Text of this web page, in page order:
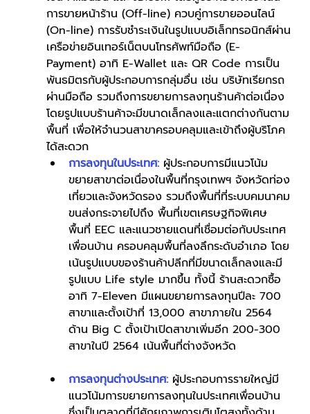
การขายหน้าร้าน (Off-line) ควบคู่การขายออนไลน์
(On-line) การรับชำระเงินในรูปแบบอิเล็กทรอนิกส์ผ่าน
เครือข่ายอินเทอร์เน็ตบนโทรศัพท์มือถือ (E-
Payment) อาทิ E-Wallet และ QR Code การเป็น
พันธมิตรกับผู้ประกอบการกลุ่มอื่น เช่น บริษัทเรียกรถ
ผ่านมือถือ รวมถึงการขยายการลงทุนร้านค้าต่อเนื่อง
โดยรูปแบบร้านค้าจะมีขนาดเล็กลงและแตกต่างกันตาม
พื้นที่ เพื่อให้จำนวนสาขาครอบคลุมและเข้าถึงผู้บริโภค
ได้สะดวก
การลงทุนในประเทศ: ผู้ประกอบการมีแนวโน้ม
ขยายสาขาต่อเนื่องในพื้นที่กรุงเทพฯ จังหวัดท่อง
เที่ยวและจังหวัดรอง รวมถึงพื้นที่ที่ระบบคมนาคม
ขนส่งกระจายไปถึง พื้นที่เขตเศรษฐกิจพิเศษ
พื้นที่ EEC และแนวชายแดนที่เชื่อมต่อกับประเทศ
เพื่อนบ้าน ครอบคลุมพื้นที่ลงลึกระดับอำเภอ โดย
เน้นรูปแบบของร้านค้าปลีกที่มีขนาดเล็กลงและมี
รูปแบบ Life style มากขึ้น ทั้งนี้ ร้านสะดวกซื้อ
อาทิ 7-Eleven มีแผนขยายการลงทุนปีละ 700
สาขาและตั้งเป้าที่ 13,000 สาขาภายใน 2564
ด้าน Big C ตั้งเป้าเปิดสาขาเพิ่มอีก 200-300
สาขาในปี 2564 เน้นพื้นที่ต่างจังหวัด
การลงทุนต่างประเทศ: ผู้ประกอบการรายใหญ่มี
แนวโน้มการขยายการลงทุนในประเทศเพื่อนบ้าน